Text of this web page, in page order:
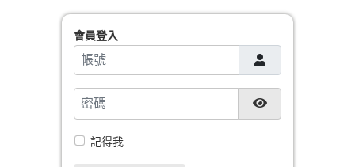
會員登入
帳號
密碼 顯示密碼
記得我